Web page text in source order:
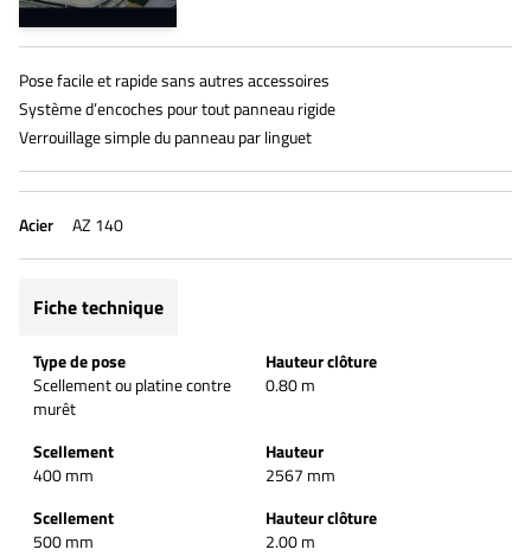
Pose facile et rapide sans autres accessoires
Système d’encoches pour tout panneau rigide
Verrouillage simple du panneau par linguet
Acier AZ 140
Fiche technique
Type de pose
Scellement ou platine contre
murêt
Hauteur clôture
0.80 m
Scellement
400 mm
Hauteur
2567 mm
Scellement
500 mm
Hauteur clôture
2.00 m